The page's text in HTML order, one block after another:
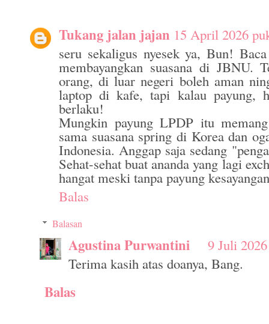
Tukang jalan jajan 15 April 2026
seru sekaligus nyesek ya, Bun!
membayangkan suasana di JBNU.
orang, di luar negeri boleh aman
laptop di kafe, tapi kalau payung,
berlaku!
Mungkin payung LPDP itu
sama suasana spring di Korea dan
Indonesia. Anggap saja sedang
Sehat-sehat buat ananda yang lagi
hangat meski tanpa payung
Balas
Balasan
Agustina Purwantini
9 Juli
Terima kasih atas doanya, Bang.
Balas